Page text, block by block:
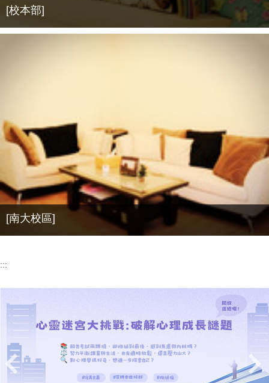
[校本部]
[南大校區]
:::